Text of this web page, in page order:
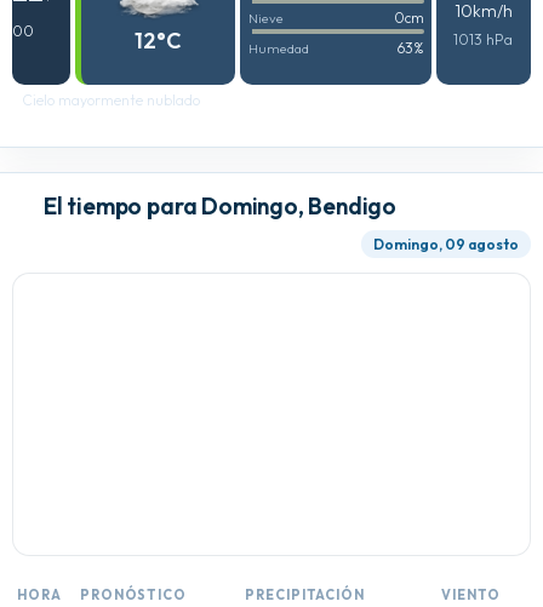
00
12°C
Nieve 0cm
Humedad 63%
10km/h
1013 hPa
Cielo mayormente nublado
El tiempo para Domingo, Bendigo
Domingo, 09 agosto
HORA PRONÓSTICO PRECIPITACIÓN VIENTO